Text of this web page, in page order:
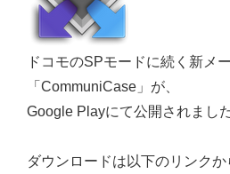
ドコモのSPモードに続く新メ
「CommuniCase」が、
Google Playにて公開されました
ダウンロードは以下のリンクか